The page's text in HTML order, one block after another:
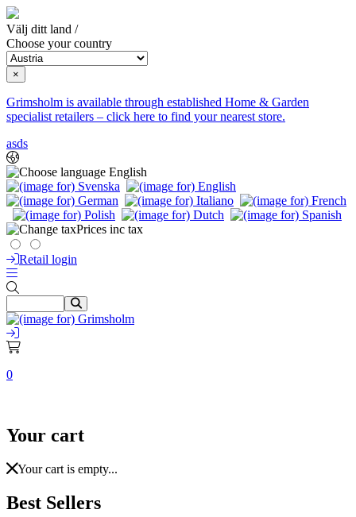
Välj ditt land /
Choose your country
×
Grimsholm is available through established Home & Garden
specialist retailers – click here to find your nearest store.
asds
English
Prices inc tax
Retail login
0
Your cart
Your cart is empty...
Best Sellers